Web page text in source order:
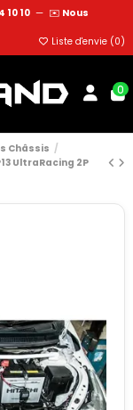
10 10 — ✉️ Nous
Liste d'envie (0)
0
Châssis
UltraRacing 2P